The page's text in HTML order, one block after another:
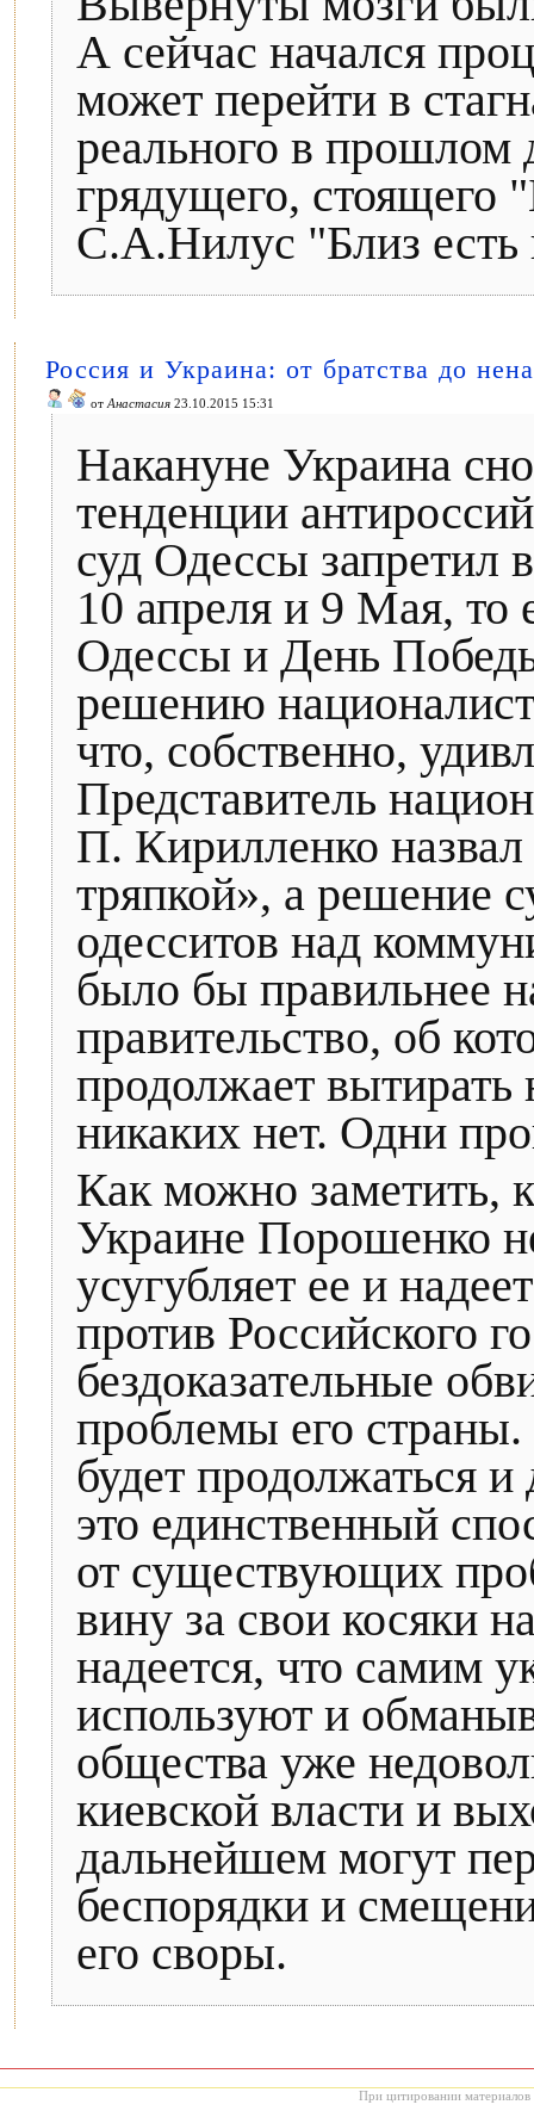
А сейчас начался
может перейти в
реального в прошлом
грядущего, стоящего
С.А.Нилус "Близ есть
Россия и Украина: от братства до
от Анастасия 23.10.2015 15:31
Накануне Украина
тенденции
суд Одессы запретил
10 апреля и 9 Мая, то
Одессы и День
решению
что, собственно,
Представитель
П. Кирилленко
тряпкой», а решение
одесситов над
было бы правильнее
правительство, об
продолжает
никаких нет. Одни
Как можно заметить,
Украине Порошенко
усугубляет ее и
против Российского
бездоказательные
проблемы его страны.
будет продолжаться
это единственный
от существующих
вину за свои косяки
надеется, что самим
используют и
общества уже
киевской власти и
дальнейшем могут
беспорядки и
его своры.
При цитировании материалов